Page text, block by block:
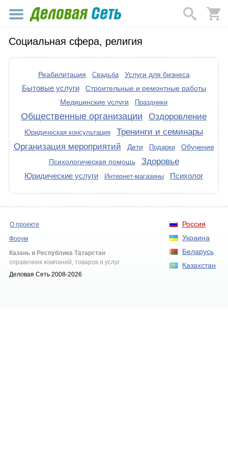
Социальная сфера, религия
Реабилитация Свадьба Услуги для бизнеса
Бытовые услуги
Строительные и ремонтные работы
Медицинские услуги
Праздники
Общественные организации Оздоровление
Юридическая консультация
Тренинги и семинары
Организация мероприятий
Дети Подарки
Обучение
Психологическая помощь
Здоровье
Юридические услуги Интернет-магазины Психолог
Россия
Украина
Беларусь
Казахстан
О проекте
Форум
Казань и Республика Татарстан
справочник компаний, товаров и услуг
Деловая Сеть 2008-2026